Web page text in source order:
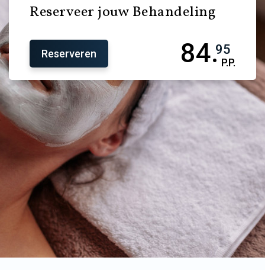
Reserveer jouw Behandeling
Reserveren 84.95
P.P.